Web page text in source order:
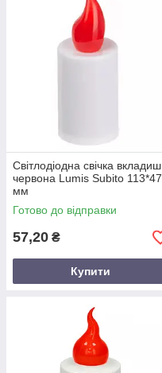
Світлодіодна свічка вкладиш
червона Lumis Subito 113*47
мм
Готово до відправки
57,20 ₴
Купити